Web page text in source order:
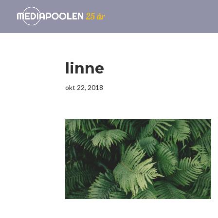
linne
okt 22, 2018